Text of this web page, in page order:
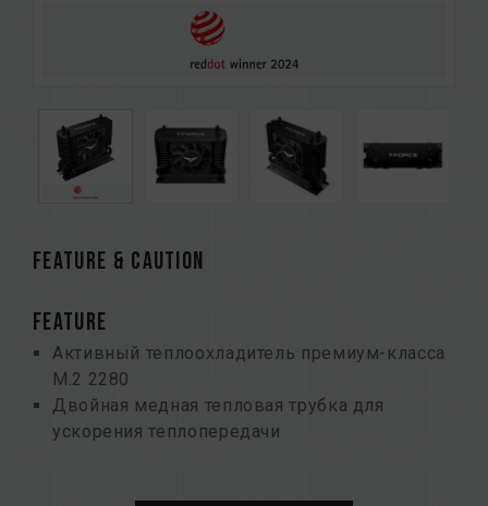
FEATURE & CAUTION
FEATURE
Активный теплоохладитель премиум-класса
M.2 2280
Двойная медная тепловая трубка для
ускорения теплопередачи